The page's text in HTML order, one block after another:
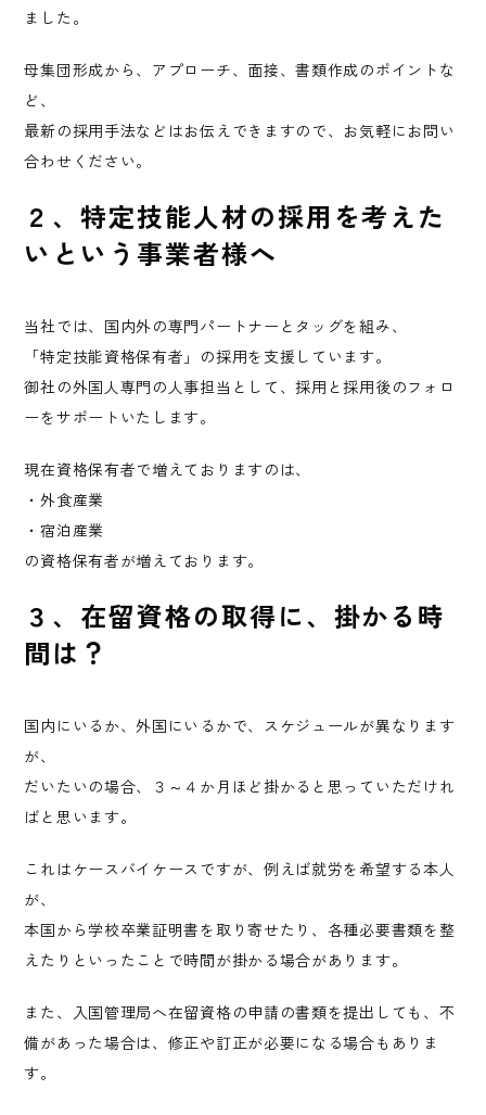
ました。
母集団形成から、アプローチ、面接、書類作成のポイントな
ど、
最新の採用手法などはお伝えできますので、お気軽にお問い
合わせください。
２、特定技能人材の採用を考えた
いという事業者様へ
当社では、国内外の専門パートナーとタッグを組み、
「特定技能資格保有者」の採用を支援しています。
御社の外国人専門の人事担当として、採用と採用後のフォロ
ーをサポートいたします。
現在資格保有者で増えておりますのは、
・外食産業
・宿泊産業
の資格保有者が増えております。
３、在留資格の取得に、掛かる時
間は？
国内にいるか、外国にいるかで、スケジュールが異なります
が、
だいたいの場合、３～４か月ほど掛かると思っていただけれ
ばと思います。
これはケースバイケースですが、例えば就労を希望する本人
が、
本国から学校卒業証明書を取り寄せたり、各種必要書類を整
えたりといったことで時間が掛かる場合があります。
また、入国管理局へ在留資格の申請の書類を提出しても、不
備があった場合は、修正や訂正が必要になる場合もありま
す。